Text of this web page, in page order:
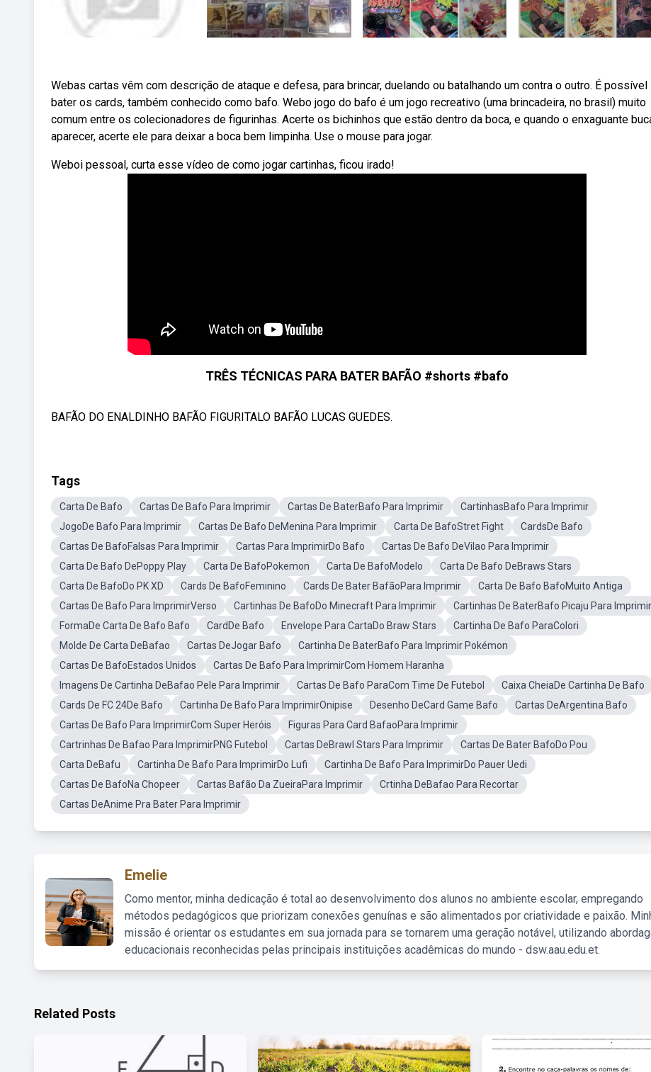
Webas cartas vêm com descrição de ataque e defesa, para brincar, duelando ou batalhando um contra o outro. É possível
bater os cards, também conhecido como bafo. Webo jogo do bafo é um jogo recreativo (uma brincadeira, no brasil) muito
comum entre os colecionadores de figurinhas. Acerte os bichinhos que estão dentro da boca, e quando o enxaguante
aparecer, acerte ele para deixar a boca bem limpinha. Use o mouse para jogar.
Weboi pessoal, curta esse vídeo de como jogar cartinhas, ficou irado!
TRÊS TÉCNICAS PARA BATER BAFÃO #shorts #bafo
BAFÃO DO ENALDINHO BAFÃO FIGURITALO BAFÃO LUCAS GUEDES.
Tags
Carta De Bafo Cartas De Bafo Para Imprimir Cartas De BaterBafo Para Imprimir
CartinhasBafo Para Imprimir
JogoDe Bafo Para Imprimir
Cartas De Bafo DeMenina Para Imprimir Carta De BafoStret Fight
CardsDe Bafo
Cartas De BafoFalsas Para Imprimir
Cartas Para ImprimirDo Bafo
Cartas De Bafo DeVilao Para Imprimir
Carta De Bafo DePoppy Play
Carta De BafoPokemon Carta De BafoModelo
Carta De Bafo DeBraws Stars
Carta De BafoDo PK XD
Cards De BafoFeminino Cards De Bater BafãoPara Imprimir
Carta De Bafo BafoMuito Antiga
Cartas De Bafo Para ImprimirVerso
Cartinhas De BafoDo Minecraft Para Imprimir
Cartinhas De BaterBafo Picaju Para Imprimir
FormaDe Carta De Bafo Bafo
CardDe Bafo Envelope Para CartaDo Braw Stars
Cartinha De Bafo ParaColori
Molde De Carta DeBafao
Cartas DeJogar Bafo
Cartinha De BaterBafo Para Imprimir Pokémon
Cartas De BafoEstados Unidos
Cartas De Bafo Para ImprimirCom Homem Haranha
Imagens De Cartinha DeBafao Pele Para Imprimir
Cartas De Bafo ParaCom Time De Futebol
Caixa CheiaDe Cartinha De Bafo
Cards De FC 24De Bafo
Cartinha De Bafo Para ImprimirOnipise Desenho DeCard Game Bafo
Cartas DeArgentina Bafo
Cartas De Bafo Para ImprimirCom Super Heróis
Figuras Para Card BafaoPara Imprimir
Cartrinhas De Bafao Para ImprimirPNG Futebol
Cartas DeBrawl Stars Para Imprimir
Cartas De Bater BafoDo Pou
Carta DeBafu
Cartinha De Bafo Para ImprimirDo Lufi
Cartinha De Bafo Para ImprimirDo Pauer Uedi
Cartas De BafoNa Chopeer
Cartas Bafão Da ZueiraPara Imprimir
Crtinha DeBafao Para Recortar
Cartas DeAnime Pra Bater Para Imprimir
Emelie
Como mentor, minha dedicação é total ao desenvolvimento dos alunos no ambiente escolar, empregando
métodos pedagógicos que priorizam conexões genuínas e são alimentados por criatividade e paixão.
missão é orientar os estudantes em sua jornada para se tornarem uma geração notável, utilizando
educacionais reconhecidas pelas principais instituições acadêmicas do mundo - dsw.aau.edu.et.
Related Posts